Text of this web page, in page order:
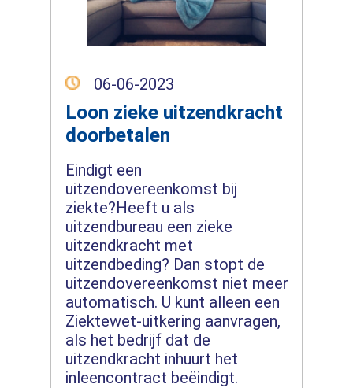
06-06-2023
Loon zieke uitzendkracht
doorbetalen
Eindigt een
uitzendovereenkomst bij
ziekte?Heeft u als
uitzendbureau een zieke
uitzendkracht met
uitzendbeding? Dan stopt de
uitzendovereenkomst niet meer
automatisch. U kunt alleen een
Ziektewet-uitkering aanvragen,
als het bedrijf dat de
uitzendkracht inhuurt het
inleencontract beëindigt.